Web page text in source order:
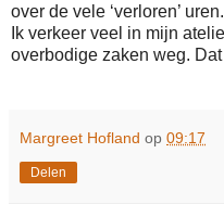
over de vele ‘verloren’ uren.
Ik verkeer veel in mijn
overbodige zaken weg.
Margreet Hofland op 09:17
Delen